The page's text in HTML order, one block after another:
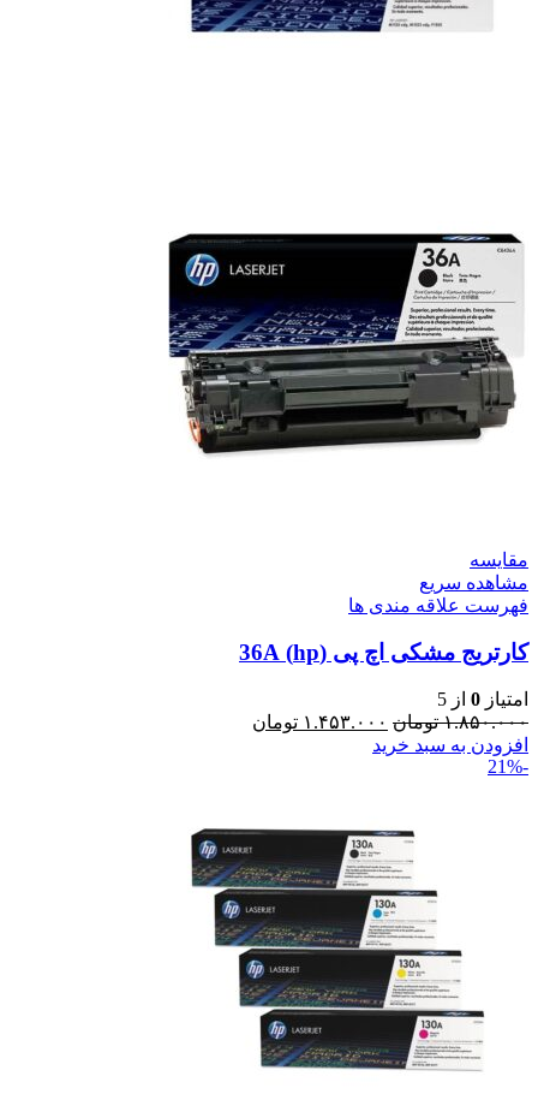
مقایسه
مشاهده سریع
فهرست علاقه مندی ها
کارتریج مشکی اچ پی (hp) 36A
امتیاز 0 از 5
۱.۸۵۰.۰۰۰ تومان ۱.۴۵۳.۰۰۰ تومان
افزودن به سبد خرید
-21%